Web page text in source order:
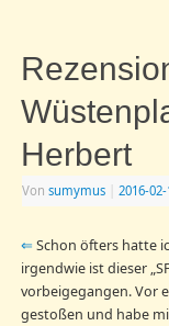
Herbert
Von sumymus 2016-
⇐ Schon öfters hatte
irgendwie ist dieser
vorbeigegangen. Vor
gestoßen und habe